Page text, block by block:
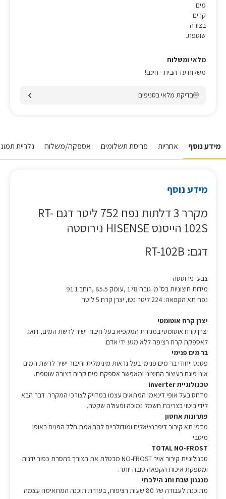
מים
קרים
בצורה
שוטפת.
מלאי ומשלוח
משלוח עד הבית - חינם!
בדיקת מלאי בסניפים
מידע נוסף אחריות פריסת תשלומים אספקה/משלוח גלריית
מידע נוסף
מקרר 3 דלתות נפח 752 ליטר דגם RT-
102S הייסנס HISENSE נירוסטה
דגם: RT-102B
צבע: נירוסטה
מידות חיצוניות בס"מ: גובה 178 ,עומק 85.5 ,רוחב 91.1
נפח תא הקפאה: 224 ליטר נטו, יצרן קרח 5 ליטר
יצרן קרח אוטומטי
יצרן קרח אוטומטי במגירת המקפיא בעל חיבור ישיר לרשת המים, דואג
לאספקת קרח רציפה ללא מגע ידי אדם.
בר מים פנימי
פטנט ייחודי בר מים פנימי בעל נראות מינימלית וחיבור ישיר לרשת המים
אינו פוגם בעיצוב החיצוני ומאפשר אספקת מים קרים בצורה שוטפת.
טכנולוגיית inverter
מדחס בעל אופי דינאמי המתאים עצמו במדויק לצורכי המקרר. דבר הבא
לידי ביטוי בצריכת חשמל נמוכה ופעולה שקטה.
פתרונות אחסון
מדפי תא קירור דיפרנציאלים ומודולריים להתאמת חלל הפנים באופן
מיטבי
TOTAL NO-FROST
טכנולוגיית קירור אויר NO-FROST מבטלת את הצורך בהסרת כפור ידנית
ומספקת איכות הקפאה טובה יותר.
מנגנון שבת וחג הילכתי
מתוכנת לעבודה של 80 שעות רציפות, בעזרת תוכנה המתאימה עצמה